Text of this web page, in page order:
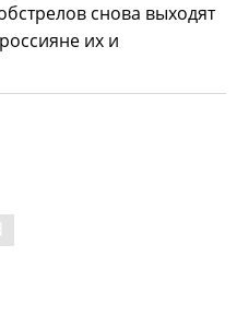
снова выходят
их и